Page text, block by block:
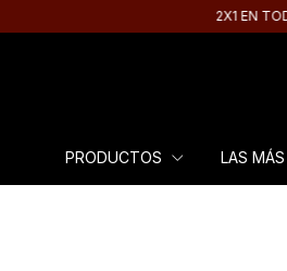
2X1 EN TODA
PRODUCTOS LAS